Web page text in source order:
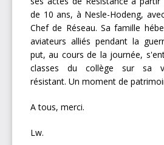
de 10 ans, à Nesle-Hodeng,
Chef de Réseau. Sa famille
aviateurs alliés pendant la
put, au cours de la journée,
classes du collège sur sa
résistant. Un moment de
A tous, merci.
Lw.